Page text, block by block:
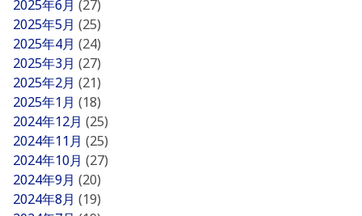
2025年6月 (27)
2025年5月 (25)
2025年4月 (24)
2025年3月 (27)
2025年2月 (21)
2025年1月 (18)
2024年12月 (25)
2024年11月 (25)
2024年10月 (27)
2024年9月 (20)
2024年8月 (19)